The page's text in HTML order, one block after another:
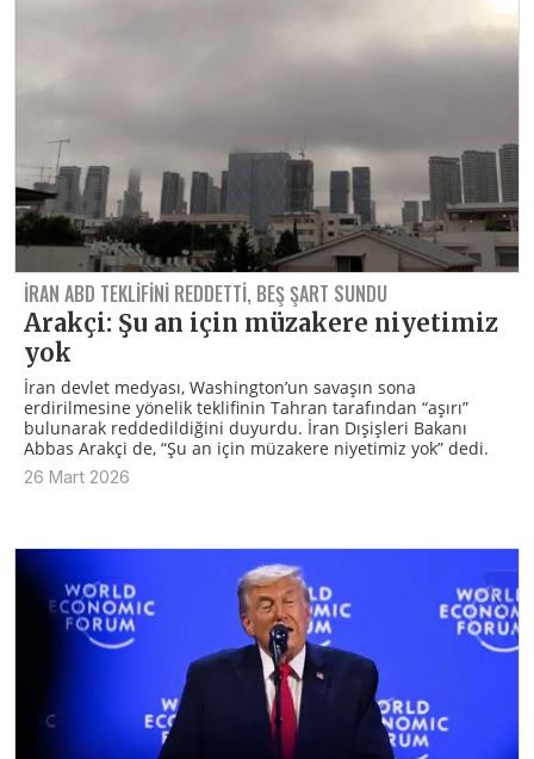
İRAN ABD TEKLIFINI REDDETTI, BEŞ ŞART SUNDU
Arakçi: Şu an için müzakere niyetimiz
yok
İran devlet medyası, Washington’un savaşın sona
erdirilmesine yönelik teklifinin Tahran tarafından “aşırı”
bulunarak reddedildiğini duyurdu. İran Dışişleri Bakanı
Abbas Arakçi de, “Şu an için müzakere niyetimiz yok” dedi.
26 Mart 2026